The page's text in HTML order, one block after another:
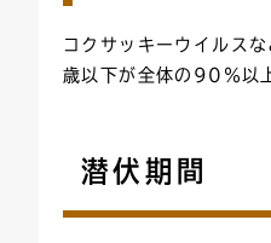
連絡ごみ
ユニバーサルデザ
コクサッキーウイルス
歳以下が全体の90％以
潜伏期間